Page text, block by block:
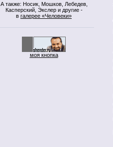
А также: Носик, Мошков, Лебедев,
Касперский, Экслер и другие -
в галерее «Человеки»
моя кнопка